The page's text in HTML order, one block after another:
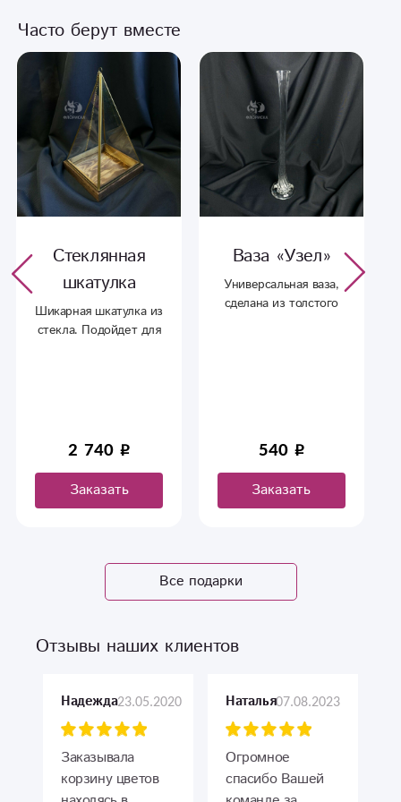
Часто берут вместе
Стеклянная
шкатулка
Шикарная шкатулка из
стекла. Подойдет для
2 740
Заказать
Ваза «Узел»
Универсальная ваза,
сделана из толстого
540
Заказать
Все подарки
Отзывы наших клиентов
Надежда23.05.2020
Заказывала
корзину цветов
Наталья07.08.2023
Огромное
спасибо Вашей